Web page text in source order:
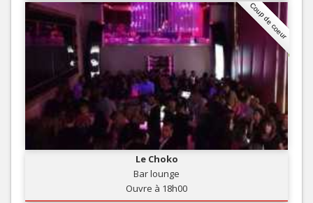
Coup de coeur
Le Choko
Bar lounge
Ouvre à 18h00